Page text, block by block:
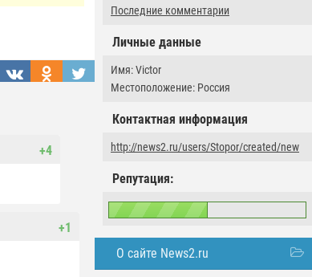
Последние комментарии
Личные данные
Имя: Victor
Местоположение: Россия
Контактная информация
http://news2.ru/users/Stopor/created/new
Репутация:
О сайте News2.ru
+4
+1